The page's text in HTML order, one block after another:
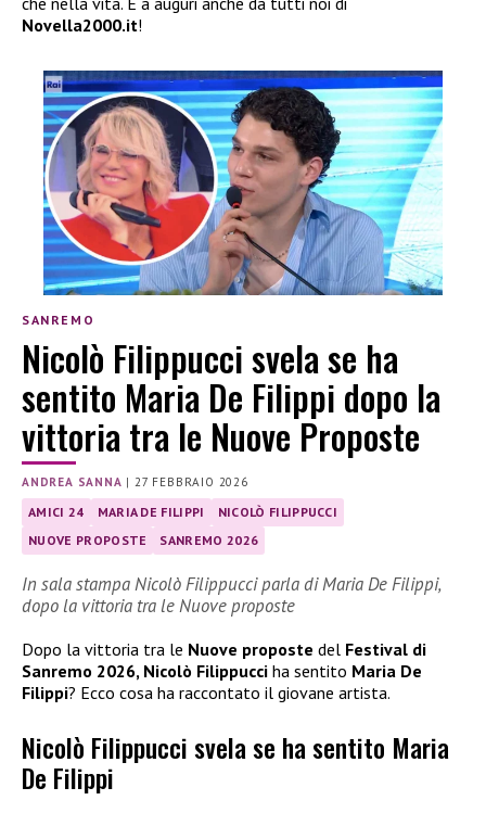
Novella2000.it!
SANREMO
Nicolò Filippucci svela se ha
sentito Maria De Filippi dopo la
vittoria tra le Nuove Proposte
ANDREA SANNA |27 FEBBRAIO 2026
AMICI 24 MARIA DE FILIPPI
NICOLÒ FILIPPUCCI
NUOVE PROPOSTE
SANREMO 2026
In sala stampa Nicolò Filippucci parla di Maria De Filippi,
dopo la vittoria tra le Nuove proposte
Dopo la vittoria tra le Nuove proposte del Festival di
Sanremo 2026, Nicolò Filippucci ha sentito Maria De
Filippi? Ecco cosa ha raccontato il giovane artista.
Nicolò Filippucci svela se ha sentito Maria
De Filippi